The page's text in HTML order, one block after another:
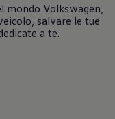
mondo Volkswagen
salvare le tue
a te.